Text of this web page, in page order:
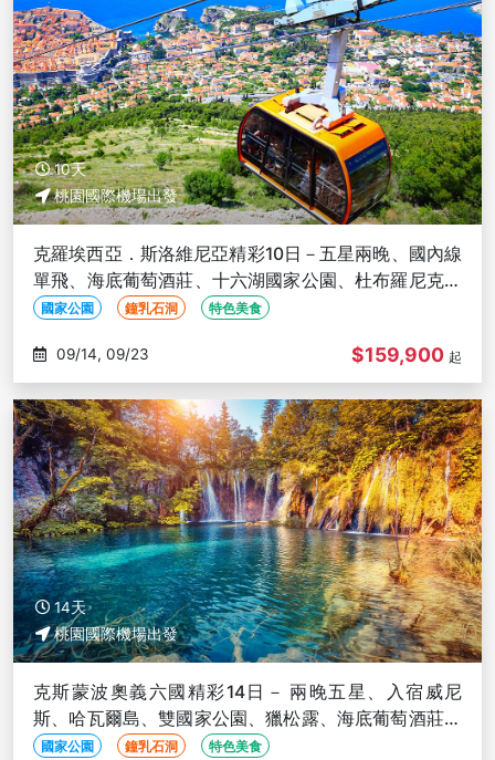
10天
桃園國際機場出發
克羅埃西亞．斯洛維尼亞精彩10日－五星兩晚、國內線
單飛、海底葡萄酒莊、十六湖國家公園、杜布羅尼克、
布雷德湖
國家公園 鐘乳石洞 特色美食
09/14, 09/23 $159,900 起
14天
桃園國際機場出發
克斯蒙波奧義六國精彩14日－ 兩晚五星、入宿威尼
斯、哈瓦爾島、雙國家公園、獵松露、海底葡萄酒莊、
歐陸段單飛
國家公園 鐘乳石洞 特色美食